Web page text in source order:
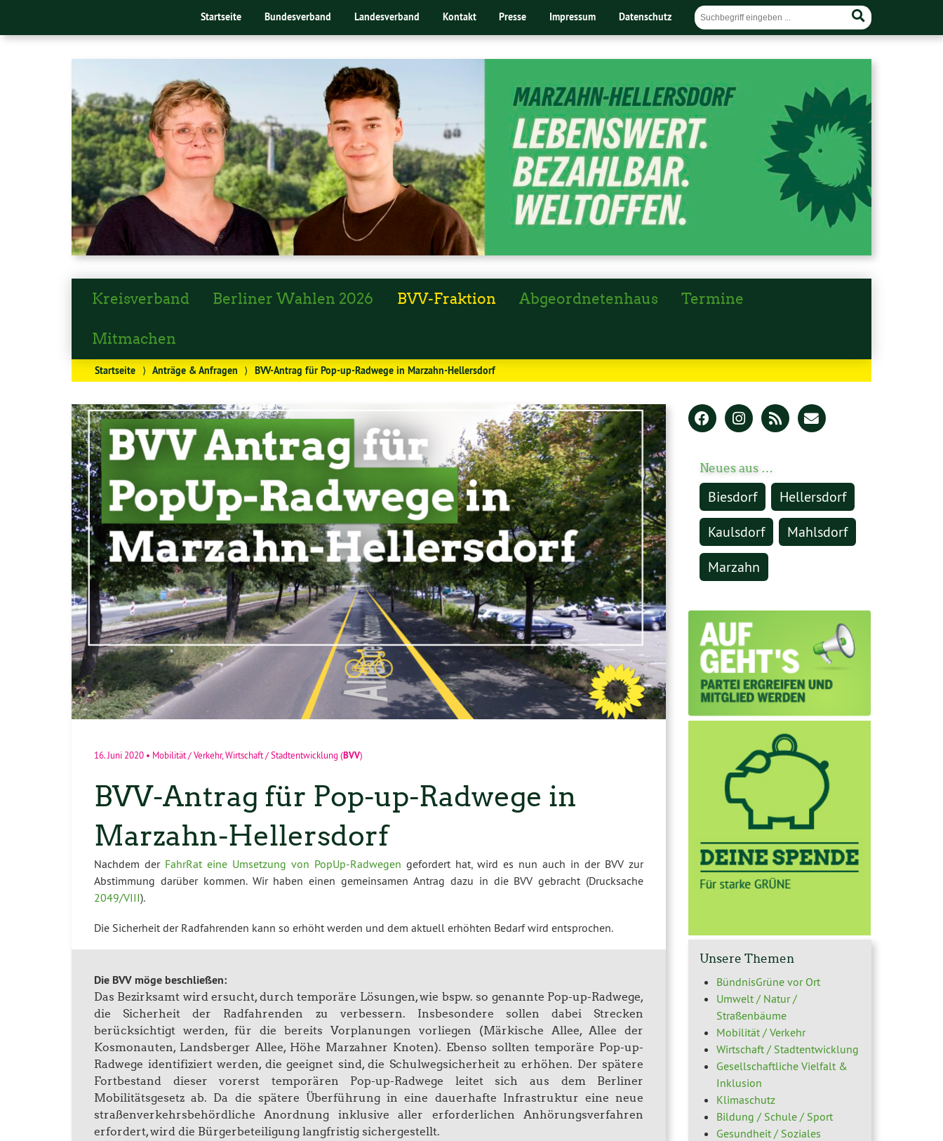
Startseite Bundesverband Landesverband Kontakt Presse Impressum Datenschutz
Kreisverband Berliner Wahlen 2026 BVV-Fraktion Abgeordnetenhaus Termine
Mitmachen
Startseite ⟩ Anträge & Anfragen ⟩ BVV-Antrag für Pop-up-Radwege in Marzahn-Hellersdorf
16. Juni 2020 • Mobilität / Verkehr,Wirtschaft / Stadtentwicklung (BVV)
BVV-Antrag für Pop-up-Radwege in
Marzahn-Hellersdorf
Nachdem der FahrRat eine Umsetzung von PopUp-Radwegen gefordert hat, wird es nun auch in der BVV zur
Abstimmung darüber kommen. Wir haben einen gemeinsamen Antrag dazu in die BVV gebracht (Drucksache
2049/VIII).
Die Sicherheit der Radfahrenden kann so erhöht werden und dem aktuell erhöhten Bedarf wird entsprochen.
Die BVV möge beschließen:
Das Bezirksamt wird ersucht, durch temporäre Lösungen, wie bspw. so genannte Pop-up-Radwege,
die Sicherheit der Radfahrenden zu verbessern. Insbesondere sollen dabei Strecken
berücksichtigt werden, für die bereits Vorplanungen vorliegen (Märkische Allee, Allee der
Kosmonauten, Landsberger Allee, Höhe Marzahner Knoten). Ebenso sollten temporäre Pop-up-
Radwege identifiziert werden, die geeignet sind, die Schulwegsicherheit zu erhöhen. Der spätere
Fortbestand dieser vorerst temporären Pop-up-Radwege leitet sich aus dem Berliner
Mobilitätsgesetz ab. Da die spätere Überführung in eine dauerhafte Infrastruktur eine neue
straßenverkehrsbehördliche Anordnung inklusive aller erforderlichen Anhörungsverfahren
erfordert, wird die Bürgerbeteiligung langfristig sichergestellt.
Neues aus …
Biesdorf
Hellersdorf
Kaulsdorf
Mahlsdorf
Marzahn
Unsere Themen
BündnisGrüne vor Ort
Umwelt / Natur /
Straßenbäume
Mobilität / Verkehr
Wirtschaft / Stadtentwicklung
Gesellschaftliche Vielfalt &
Inklusion
Klimaschutz
Bildung / Schule / Sport
Gesundheit / Soziales